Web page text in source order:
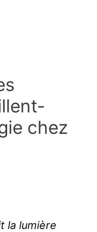
chez
la lumière